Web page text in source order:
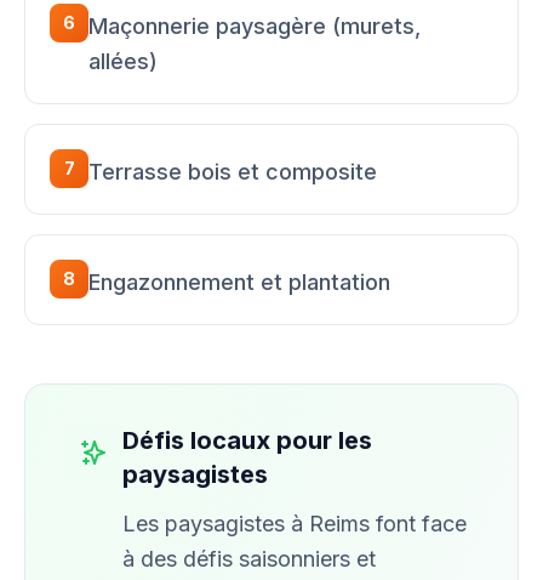
6
Maçonnerie paysagère (murets,
allées)
7 Terrasse bois et composite
8 Engazonnement et plantation
Défis locaux pour les
paysagistes
Les paysagistes à Reims font face
à des défis saisonniers et